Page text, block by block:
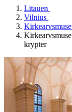
Litauen
Vilnius
krypter